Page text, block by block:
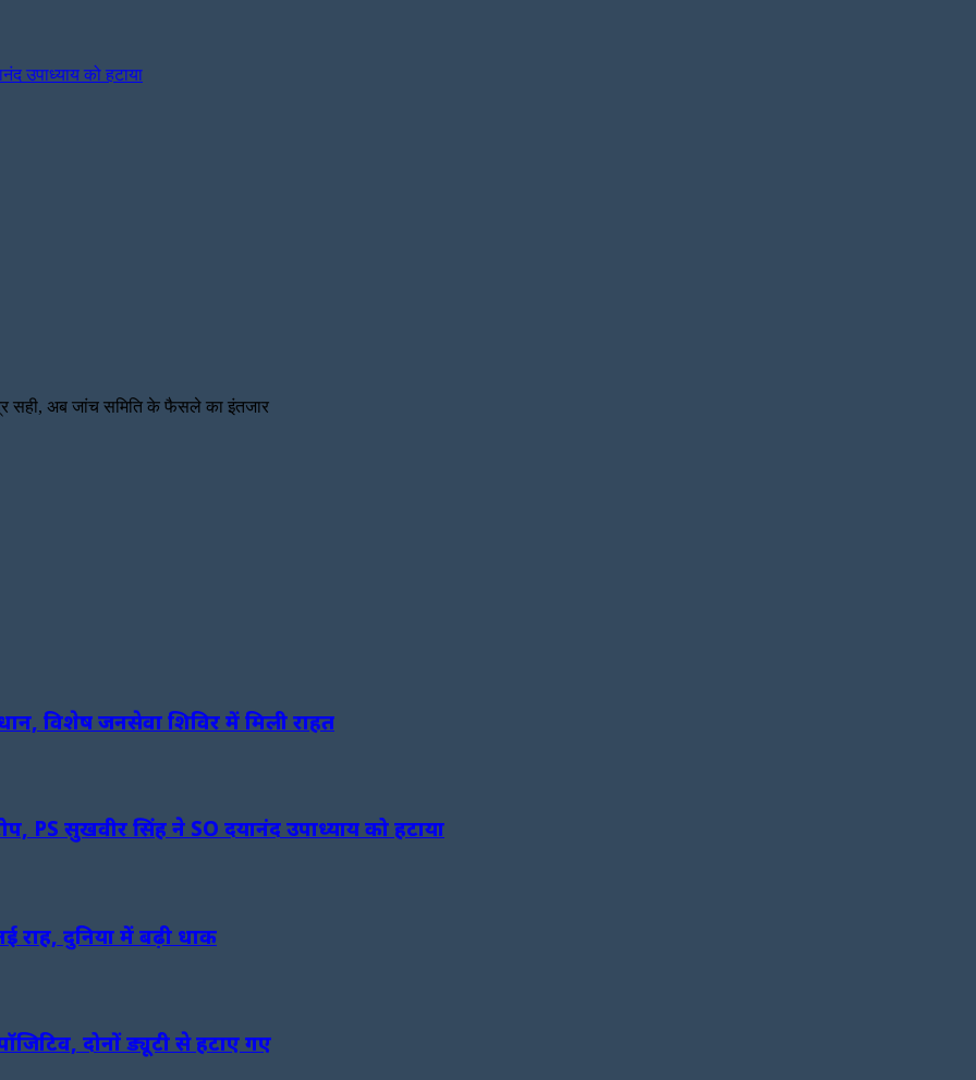
उपाध्याय को हटाया
सही, अब जांच समिति के फैसले का इंतजार
विशेष जनसेवा शिविर में मिली राहत
PS सुखवीर सिंह ने SO दयानंद उपाध्याय को हटाया
राह, दुनिया में बढ़ी धाक
दोनों ड्यूटी से हटाए गए